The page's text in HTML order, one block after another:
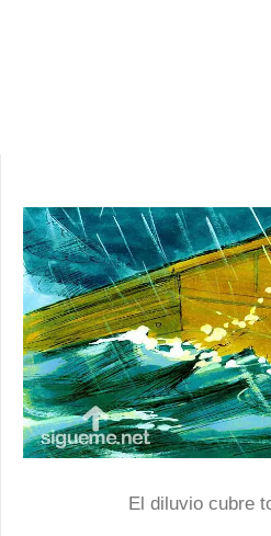
El diluvio cubre